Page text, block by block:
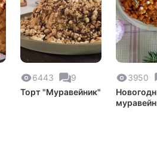
6443
9
Торт "Муравейник"
3950